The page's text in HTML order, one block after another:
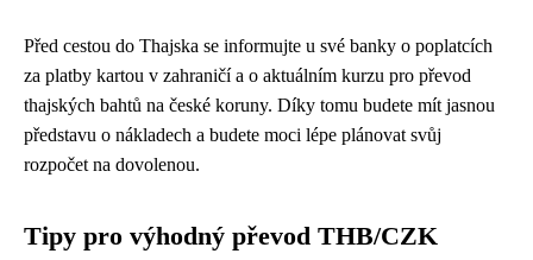
Před cestou do Thajska se informujte u své banky o poplatcích
za platby kartou v zahraničí a o aktuálním kurzu pro převod
thajských bahtů na české koruny. Díky tomu budete mít jasnou
představu o nákladech a budete moci lépe plánovat svůj
rozpočet na dovolenou.
Tipy pro výhodný převod THB/CZK